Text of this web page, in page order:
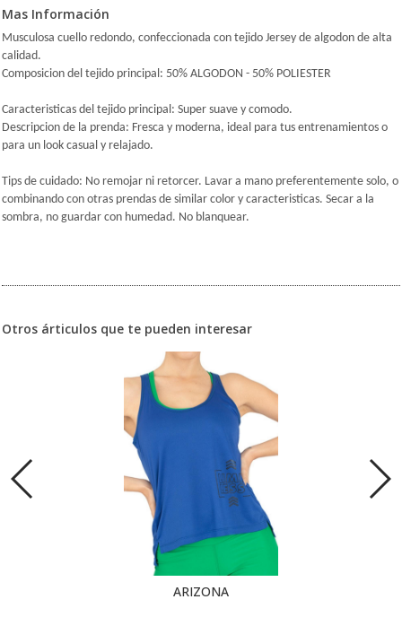
Mas Información
Musculosa cuello redondo, confeccionada con tejido Jersey de algodon de alta
calidad.
Composicion del tejido principal: 50% ALGODON - 50% POLIESTER
Caracteristicas del tejido principal: Super suave y comodo.
Descripcion de la prenda: Fresca y moderna, ideal para tus entrenamientos o
para un look casual y relajado.
Tips de cuidado: No remojar ni retorcer. Lavar a mano preferentemente solo, o
combinando con otras prendas de similar color y caracteristicas. Secar a la
sombra, no guardar con humedad. No blanquear.
Otros árticulos que te pueden interesar
ARIZONA